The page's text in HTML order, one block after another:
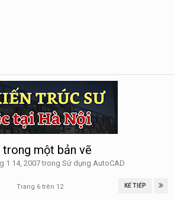
trong một bản vẽ
1 14, 2007trong Sử dụng AutoCAD
KẾ TIẾP
Trang 6 trên 12